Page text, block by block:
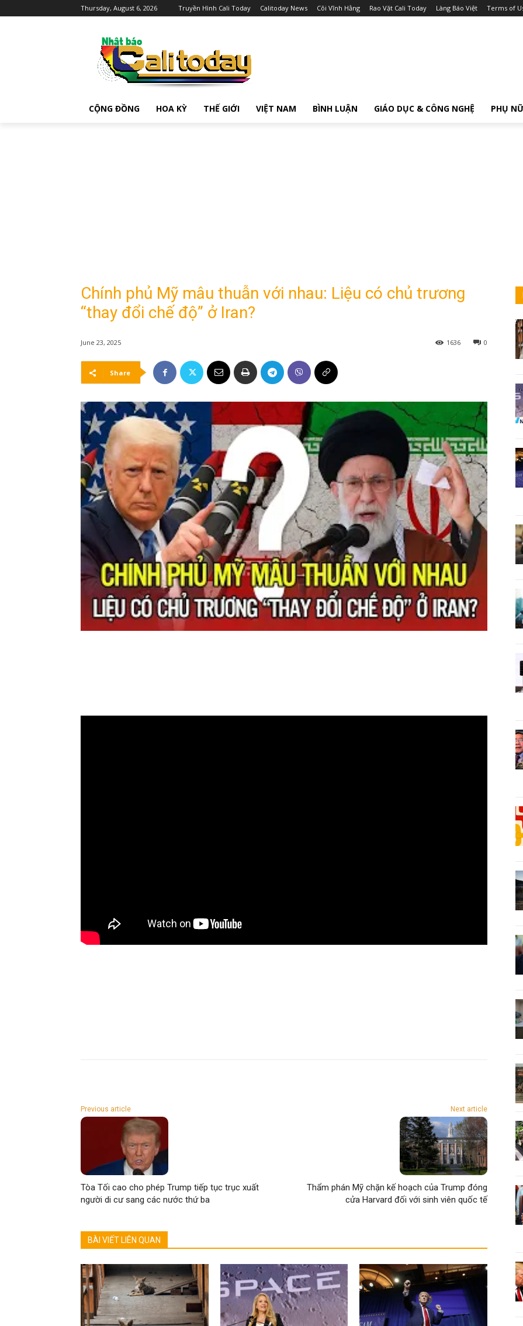
Thursday, August 6, 2026 Truyền Hình Cali Today Calitoday News Cõi Vĩnh Hằng Rao Vặt Cali Today Làng Báo Việt Terms of
CỘNG ĐỒNG HOA KỲ THẾ GIỚI VIỆT NAM BÌNH LUẬN GIÁO DỤC & CÔNG NGHỆ PHỤ
Chính phủ Mỹ mâu thuẫn với nhau: Liệu có chủ trương
“thay đổi chế độ” ở Iran?
June 23, 2025 0
1636
Share
Previous article
Tòa Tối cao cho phép Trump tiếp tục trục xuất
người di cư sang các nước thứ ba
Next article
Thẩm phán Mỹ chặn kế hoạch của Trump đóng
cửa Harvard đối với sinh viên quốc tế
BÀI VIẾT LIÊN QUAN